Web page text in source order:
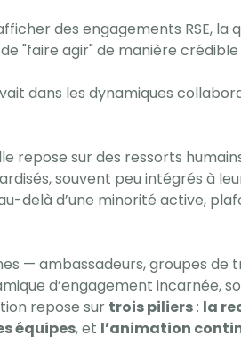
des engagements RSE, la
"faire agir" de manière
dans les dynamiques
repose sur des ressorts
souvent peu intégrés à
delà d’une minorité active,
— ambassadeurs, groupes de
d’engagement incarnée,
repose sur trois piliers: la
équipes, et l’animation